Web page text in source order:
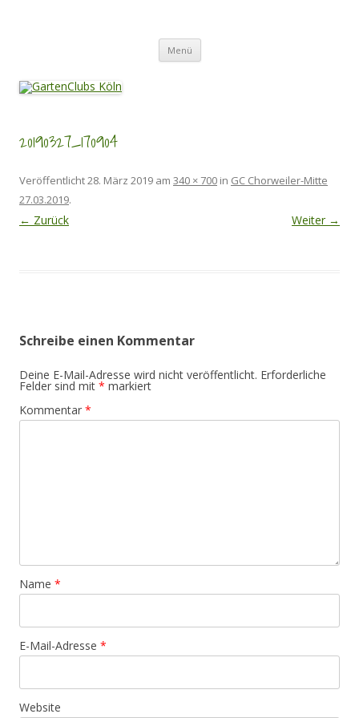
Menü
20190327_170904
Veröffentlicht28. März 2019 am 340 × 700 in GC Chorweiler-Mitte
27.03.2019.
← Zurück Weiter →
Schreibe einen Kommentar
Deine E-Mail-Adresse wird nicht veröffentlicht. Erforderliche
Felder sind mit * markiert
Kommentar *
Name *
E-Mail-Adresse *
Website